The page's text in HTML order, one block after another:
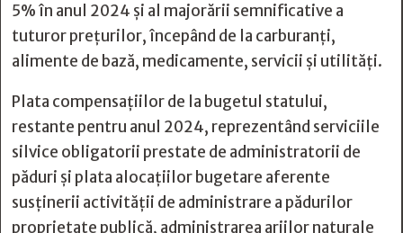
5% în anul 2024 şi al majorării semnificative a
tuturor preţurilor, începând de la carburanţi,
alimente de bază, medicamente, servicii şi utilităţi.
Plata compensaţiilor de la bugetul statului,
restante pentru anul 2024, reprezentând serviciile
silvice obligatorii prestate de administratorii de
păduri şi plata alocaţiilor bugetare aferente
susţinerii activităţii de administrare a pădurilor
proprietate publică, administrarea ariilor naturale